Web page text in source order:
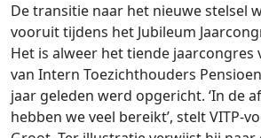
De transitie naar het nieuwe stelsel
vooruit tijdens het Jubileum
Het is alweer het tiende jaarcongres
van Intern Toezichthouders
jaar geleden werd opgericht. ‘In de
hebben we veel bereikt’, stelt VITP-